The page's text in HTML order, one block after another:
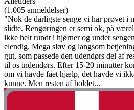
(1.005 anmeldelser)
"Nok de dårligste senge vi har prøvet i
slidte. Rengøringen er semi ok, på
ikke helt rundt i hjørner og under
elendig. Mega sløv og langsom
gut, som passede den udendørs del af
til os indendørs. Efter 15-20 minutter
om vi havde fået hjælp, det havde vi
kunne. Men resten af holdet...